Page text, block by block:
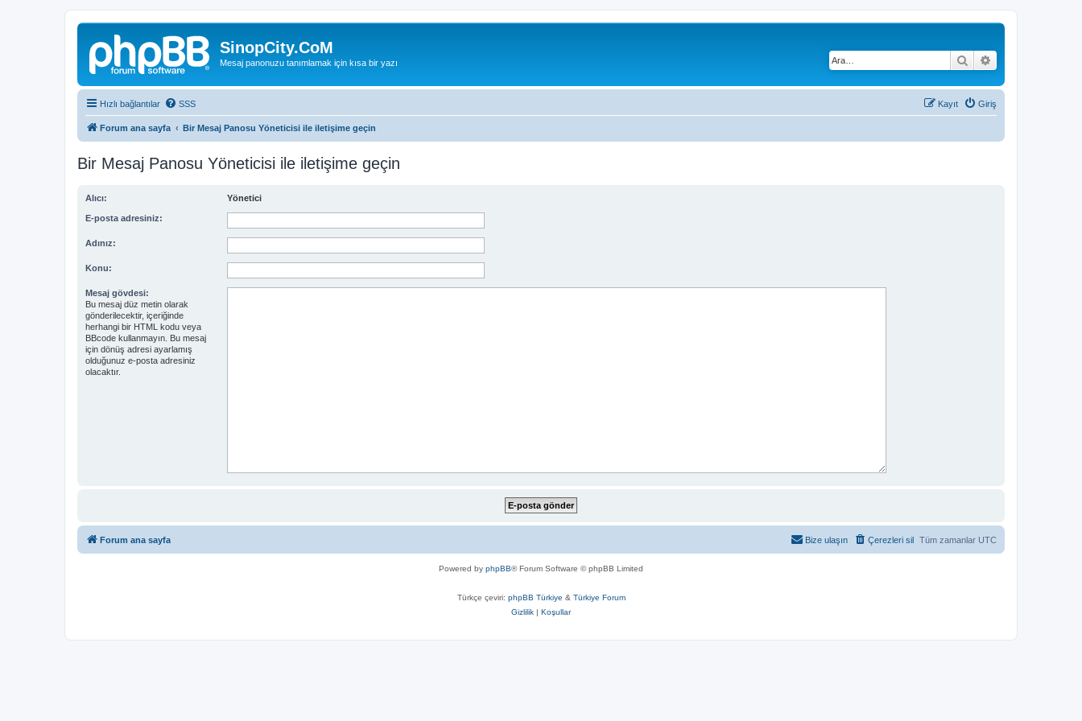
SinopCity.CoM
Mesaj panonuzu tanımlamak için kısa bir yazı Ara
Hızlı bağlantılar SSS Giriş
Kayıt
Forum ana sayfa Bir Mesaj Panosu Yöneticisi ile iletişime geçin
Bir Mesaj Panosu Yöneticisi ile iletişime geçin
Alıcı: Yönetici
E-posta adresiniz:
Adınız:
Konu:
Mesaj gövdesi:
Bu mesaj düz metin olarak
gönderilecektir, içeriğinde
herhangi bir HTML kodu veya
BBcode kullanmayın. Bu mesaj
için dönüş adresi ayarlamış
olduğunuz e-posta adresiniz
olacaktır.
Forum ana sayfa Tüm zamanlar UTC
Çerezleri sil
Bize ulaşın
Powered by phpBB® Forum Software © phpBB Limited
Türkçe çeviri: phpBB Türkiye & Türkiye Forum
Gizlilik | Koşullar